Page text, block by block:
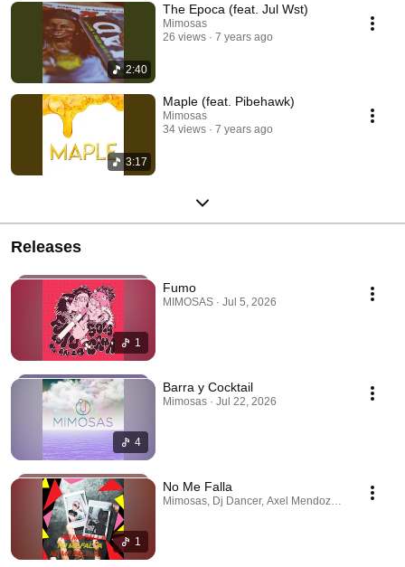
2:40
The Epoca (feat. Jul Wst)
Mimosas
26 views
7 years ago
3:17
Maple (feat. Pibehawk)
Mimosas
34 views
7 years ago
Releases
1
Fumo
MIMOSAS · Jul 5, 2026
4
Barra y Cocktail
Mimosas · Jul 22, 2026
1
No Me Falla
Mimosas, Dj Dancer, Axel Mendoza · May 5,